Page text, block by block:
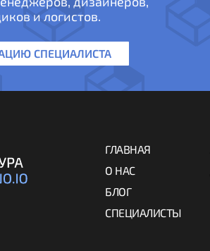
и логистов.
СПЕЦИАЛИСТА
ГЛАВНАЯ
О НАС
БЛОГ
СПЕЦИАЛИСТЫ